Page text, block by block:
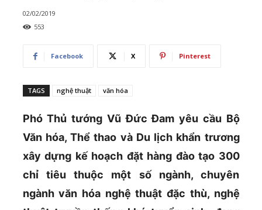
02/02/2019
553
Facebook X Pinterest
TAGS nghệ thuật văn hóa
Phó Thủ tướng Vũ Đức Đam yêu cầu Bộ
Văn hóa, Thể thao và Du lịch khẩn trương
xây dựng kế hoạch đặt hàng đào tạo 300
chỉ tiêu thuộc một số ngành, chuyên
ngành văn hóa nghệ thuật đặc thù, nghệ